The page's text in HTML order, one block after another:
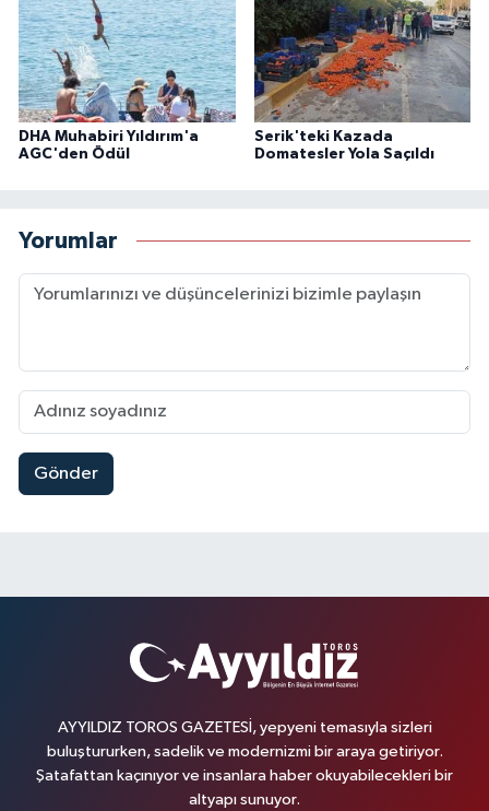
DHA Muhabiri Yıldırım'a
AGC'den Ödül
Serik'teki Kazada
Domatesler Yola Saçıldı
Yorumlar
Gönder
AYYILDIZ TOROS GAZETESİ, yepyeni temasıyla sizleri
buluştururken, sadelik ve modernizmi bir araya getiriyor.
Şatafattan kaçınıyor ve insanlara haber okuyabilecekleri bir
altyapı sunuyor.